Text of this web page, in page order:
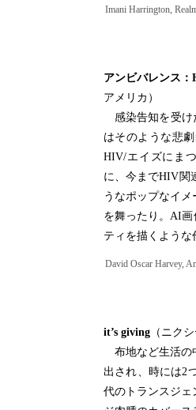
Imani Harrington,
アンビバレンス
アメリカ）
感染告知を受け
はそのような悲
HIV/エイズにま
に、今までHIV関
うなポップなイ
を舞ったり。AI
ティを描くような
David Oscar Harvey,
it’s giving （ニク
布地など生活の
出され、時には2
代のトランスジェ